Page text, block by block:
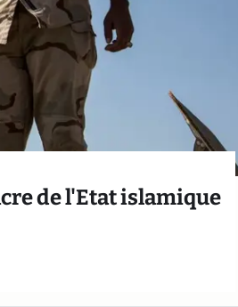
de l'Etat islamique